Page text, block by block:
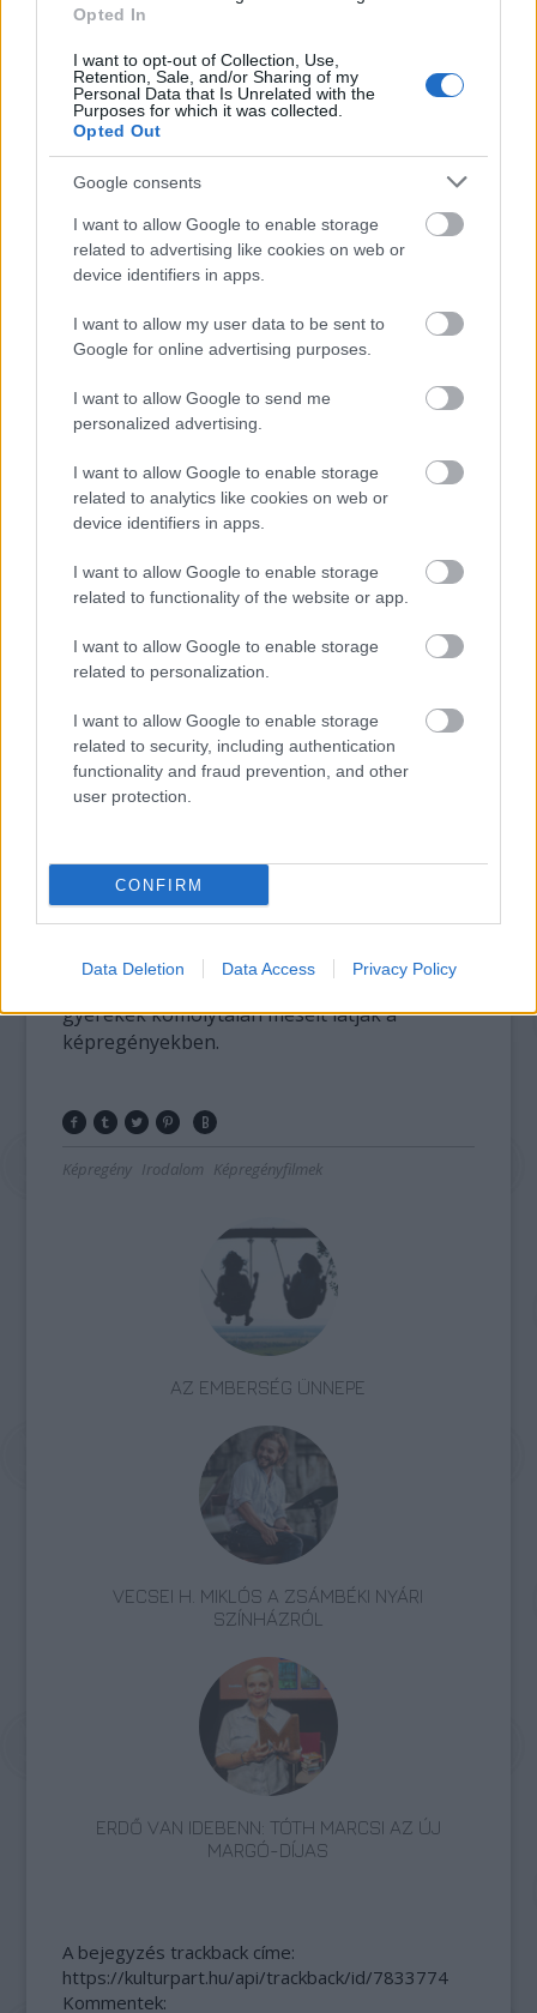
Opted In
I want to opt-out of Collection, Use,
Retention, Sale, and/or Sharing of my
Personal Data that Is Unrelated with the
Purposes for which it was collected.
Opted Out
Google consents
I want to allow Google to enable storage
related to advertising like cookies on web or
device identifiers in apps.
I want to allow my user data to be sent to
Google for online advertising purposes.
I want to allow Google to send me
personalized advertising.
I want to allow Google to enable storage
related to analytics like cookies on web or
device identifiers in apps.
I want to allow Google to enable storage
related to functionality of the website or app.
I want to allow Google to enable storage
related to personalization.
I want to allow Google to enable storage
related to security, including authentication
functionality and fraud prevention, and other
user protection.
CONFIRM
Data Deletion Data Access Privacy Policy
A képregény látványvilága semmihez sem
hasonlítható és tényleg lenyűgöző: a
sejtelmes képek hidegverős sötétségét itt-ott
gyönyörű fény-árnyék kontrasztok teszik
még nyomasztóbbá, a háttérbe olvadó,
elmosódott karakterek pedig csak
méginkább kiemelik a történet álomszerű,
mindenféle szilárd talajtól mentes légkörét,
ahol a káosz ura nem is lehet más, csak a
perverz zöldhajú bohóc, Batman nemezise,
denevért: ők valójában egymás átszínezett
doppelgängerei. Szintén emlékezetes A sötét
Kétarc megjelenése szánnivaló, nyáladzó és
önmaga alá piszkító elmebetegként, aki
aztán mégis a sztori kulcsfigurájává képes
válni. Az évtizedekkel korábban játszódó
párhuzamos mellékszál, az intézetet alapító
lehet, még sokkolóbb és letaglózóbb, mint a
képregény többi része, McKean képei itt már
A magyar kiadás igényességéhez nem férhet
kétség, a vékonygerincű könyvet jó érzés
kézbe venni, a papír minősége és a
kivitelezés elsőrangú, bár Joker szövegfelhő
nélküli, pirossal nyomtatott mondatai néhol
problémánk – az Arkham Elmegyógyintézet
ugyanis nemcsak azoknak szolgál
tanulságokkal, akik kedvelik Batmant és a
műfajt, hanem azok kezébe is bátran
odanyomható, akik még mindig olvasni lusta
gyerekek komolytalan meséit látják a
képregényekben.
Képregény Irodalom Képregényfilmek
AZ EMBERSÉG ÜNNEPE
VECSEI H. MIKLÓS A ZSÁMBÉKI NYÁRI
SZÍNHÁZRÓL
ERDŐ VAN IDEBENN: TÓTH MARCSI AZ ÚJ
MARGÓ-DÍJAS
A bejegyzés trackback címe:
https://kulturpart.hu/api/trackback/id/7833774
Kommentek: